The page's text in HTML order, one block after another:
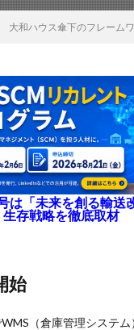
大和ハウス傘下のフレーム
は「未来を創る輸送
生存戦略を徹底取材
始
（倉庫管理システ